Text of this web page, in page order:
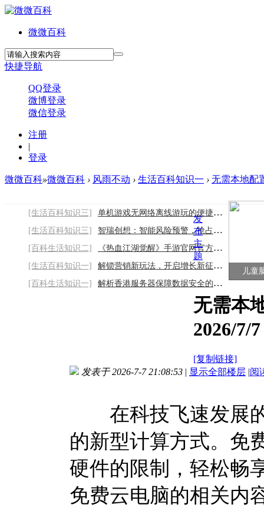
微微百科
快捷导航
QQ登录
微博登录
微信登录
注册
|
登录
微微百科»微微百科 › 风雨不动 › 生活百科知识一 › 无需本地配
[生活百科知识三]
单机游戏无网络离线游玩的便捷娱乐优势
[生活百科知识三]
智瑞创想：智能风险预警，抢占舆情处置主动
[百科生活知识二]
《热血江湖觉醒》手游官网官方下载链接：轻
[生活百科知识一]
解锁营销新玩法，开启增长新征程2026/8/9
[百科生活知识一]
解析香港服务器保障数据安全的秘诀
儿童
发
布
主
题
无需本
2026/7/7
[复制链接]
发表于 2026-7-7 21:08:53 | 显示全部楼层 |阅
在科技飞速发展的
的新型计算方式。免
硬件的限制，轻松畅
免费云电脑的相关内